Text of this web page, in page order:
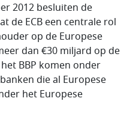
2012 besluiten de
de ECB een centrale rol
op de Europese
dan €30 miljard op de
BBP komen onder
die al Europese
het Europese